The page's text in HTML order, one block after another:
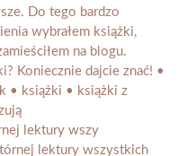
lektury wszy